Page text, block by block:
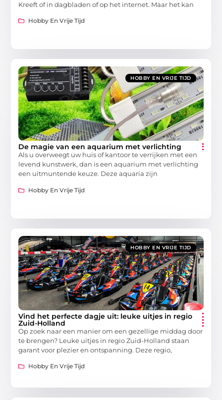
Kreeft of in dagbladen of op het internet. Maar het kan
Hobby En Vrije Tijd
HOBBY EN VRIJE TIJD
De magie van een aquarium met verlichting
Als u overweegt uw huis of kantoor te verrijken met een
levend kunstwerk, dan is een aquarium met verlichting
een uitmuntende keuze. Deze aquaria zijn
Hobby En Vrije Tijd
HOBBY EN VRIJE TIJD
Vind het perfecte dagje uit: leuke uitjes in regio
Zuid-Holland
Op zoek naar een manier om een gezellige middag door
te brengen? Leuke uitjes in regio Zuid-Holland staan
garant voor plezier en ontspanning. Deze regio,
Hobby En Vrije Tijd